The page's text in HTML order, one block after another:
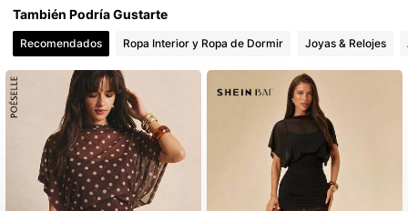
4,81 445K Seguidores
También Podría Gustarte
Recomendados Ropa Interior y Ropa de Dormir Joyas & Relojes